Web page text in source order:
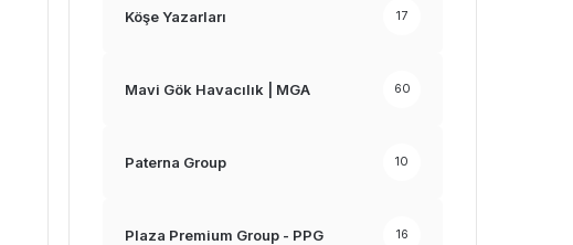
Köşe Yazarları 17
Mavi Gök Havacılık | MGA 60
Paterna Group 10
Plaza Premium Group - PPG 16